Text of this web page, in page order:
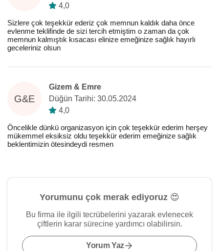
4,0
Sizlere çok teşekkür ederiz çok memnun kaldık daha önce
evlenme teklifinde de sizi tercih etmiştim o zaman da çok
memnun kalmıştık kısacası elinize emeğinize sağlık hayırlı
geceleriniz olsun
G&E
Gizem & Emre
Düğün Tarihi: 30.05.2024
4,0
Öncelikle dünkü organizasyon için çok teşekkür ederim herşey
mükemmel eksiksiz oldu teşekkür ederim emeğinize sağlık
beklentimizin ötesindeydi resmen
Yorumunu çok merak ediyoruz 😍
Bu firma ile ilgili tecrübelerini yazarak evlenecek
çiftlerin karar sürecine yardımcı olabilirsin.
Yorum Yaz